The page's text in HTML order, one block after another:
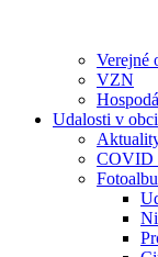
Verejné
VZN
Udalosti v obci
COVID